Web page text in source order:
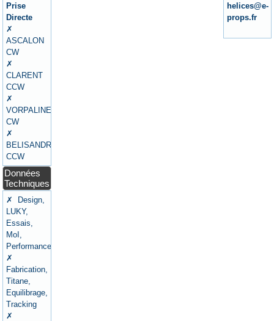
Prise
Directe
✗
ASCALON
CW
✗
CLARENT
CCW
✗
VORPALINE
CW
✗
BELISANDRE
CCW
Données
Techniques
✗ Design,
LUKY,
Essais,
MoI,
Performances
✗
Fabrication,
Titane,
Equilibrage,
Tracking
✗
helices@e-
props.fr